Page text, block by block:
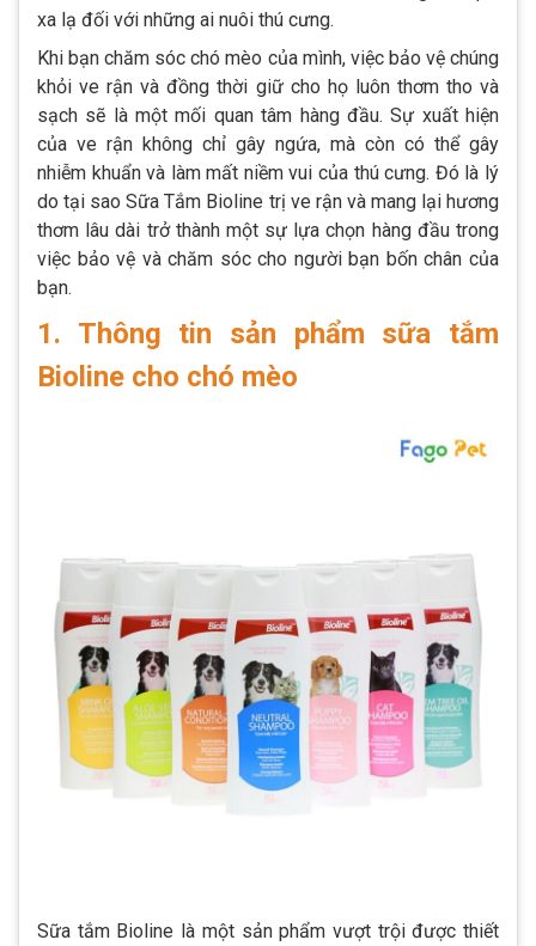
xa lạ đối với những ai nuôi thú cưng.
Khi bạn chăm sóc chó mèo của mình, việc bảo vệ chúng
khỏi ve rận và đồng thời giữ cho họ luôn thơm tho và
sạch sẽ là một mối quan tâm hàng đầu. Sự xuất hiện
của ve rận không chỉ gây ngứa, mà còn có thể gây
nhiễm khuẩn và làm mất niềm vui của thú cưng. Đó là lý
do tại sao Sữa Tắm Bioline trị ve rận và mang lại hương
thơm lâu dài trở thành một sự lựa chọn hàng đầu trong
việc bảo vệ và chăm sóc cho người bạn bốn chân của
bạn.
1. Thông tin sản phẩm sữa tắm
Bioline cho chó mèo
Sữa tắm Bioline là một sản phẩm vượt trội được thiết